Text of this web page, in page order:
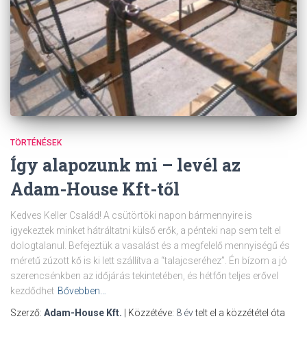
TÖRTÉNÉSEK
Így alapozunk mi – levél az
Adam-House Kft-től
Kedves Keller Család! A csütörtöki napon bármennyire is
igyekeztek minket hátráltatni külső erők, a pénteki nap sem telt el
dologtalanul. Befejeztük a vasalást és a megfelelő mennyiségű és
méretű zúzott kő is ki lett szállítva a “talajcseréhez”. Én bízom a jó
szerencsénkben az időjárás tekintetében, és hétfőn teljes erővel
kezdődhet Bővebben…
Szerző: Adam-House Kft. | Közzétéve: 8 évtelt el a közzététel óta